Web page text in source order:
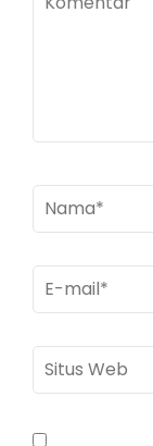
Nama*
E-
mail*
Situs
Web